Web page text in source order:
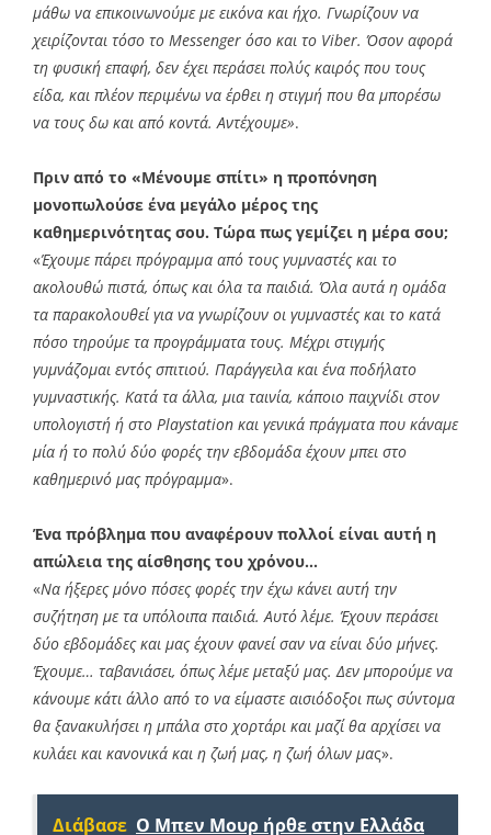
μάθω να επικοινωνούμε με εικόνα και ήχο. Γνωρίζουν να
χειρίζονται τόσο το Messenger όσο και το Viber. Όσον αφορά
τη φυσική επαφή, δεν έχει περάσει πολύς καιρός που τους
είδα, και πλέον περιμένω να έρθει η στιγμή που θα μπορέσω
να τους δω και από κοντά. Αντέχουμε».
Πριν από το «Μένουμε σπίτι» η προπόνηση
μονοπωλούσε ένα μεγάλο μέρος της
καθημερινότητας σου. Τώρα πως γεμίζει η μέρα σου;
«Έχουμε πάρει πρόγραμμα από τους γυμναστές και το
ακολουθώ πιστά, όπως και όλα τα παιδιά. Όλα αυτά η ομάδα
τα παρακολουθεί για να γνωρίζουν οι γυμναστές και το κατά
πόσο τηρούμε τα προγράμματα τους. Μέχρι στιγμής
γυμνάζομαι εντός σπιτιού. Παράγγειλα και ένα ποδήλατο
γυμναστικής. Κατά τα άλλα, μια ταινία, κάποιο παιχνίδι στον
υπολογιστή ή στο Playstation και γενικά πράγματα που κάναμε
μία ή το πολύ δύο φορές την εβδομάδα έχουν μπει στο
καθημερινό μας πρόγραμμα».
Ένα πρόβλημα που αναφέρουν πολλοί είναι αυτή η
απώλεια της αίσθησης του χρόνου…
«Να ήξερες μόνο πόσες φορές την έχω κάνει αυτή την
συζήτηση με τα υπόλοιπα παιδιά. Αυτό λέμε. Έχουν περάσει
δύο εβδομάδες και μας έχουν φανεί σαν να είναι δύο μήνες.
Έχουμε… ταβανιάσει, όπως λέμε μεταξύ μας. Δεν μπορούμε να
κάνουμε κάτι άλλο από το να είμαστε αισιόδοξοι πως σύντομα
θα ξανακυλήσει η μπάλα στο χορτάρι και μαζί θα αρχίσει να
κυλάει και κανονικά και η ζωή μας, η ζωή όλων μας».
Διάβασε O Mπεν Μουρ ήρθε στην Ελλάδα